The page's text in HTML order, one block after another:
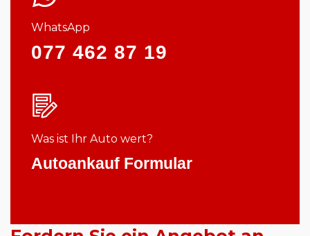
WhatsApp
077 462 87 19
Was ist Ihr Auto wert?
Autoankauf Formular